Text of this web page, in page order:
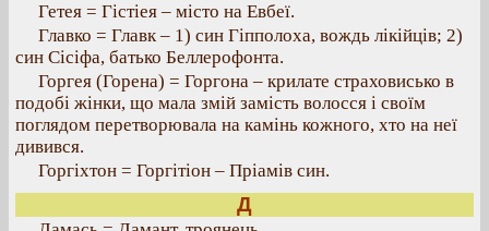
Гетея = Гістіея – місто на Евбеї.
Главко = Главк – 1) син Гіпполоха, вождь лікійців; 2)
син Сісіфа, батько Беллерофонта.
Горгея (Горена) = Горгона – крилате страховисько в
подобі жінки, що мала змій замість волосся і своїм
поглядом перетворювала на камінь кожного, хто на неї
дивився.
Горгіхтон = Горгітіон – Пріамів син.
Д